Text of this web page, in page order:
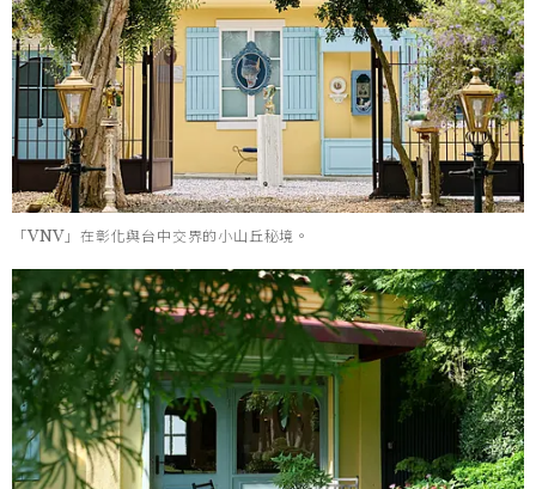
「VNV」在彰化與台中交界的小山丘秘境。